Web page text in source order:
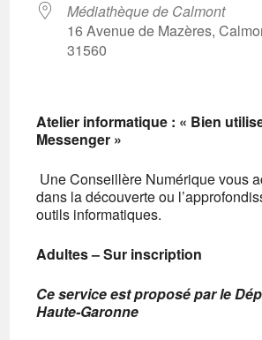
Médiathèque de Calmont
16 Avenue de Mazères,
31560
Atelier informatique : « Bien
Messenger »
Une Conseillère Numérique vous
dans la découverte ou
outils informatiques.
Adultes – Sur inscription
Ce service est proposé par le
Haute-Garonne